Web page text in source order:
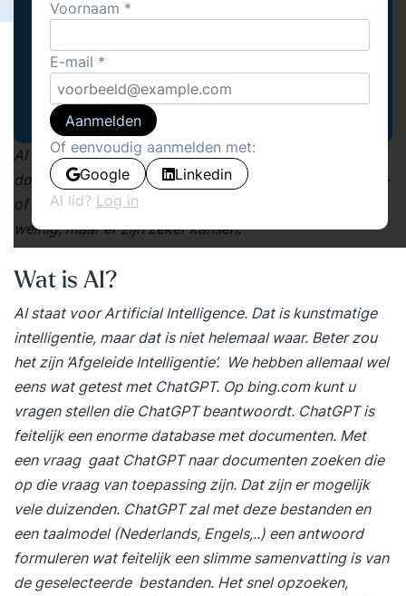
AI is alle dagen in het nieuws. De ene na de andere
doorbraak wordt gemeld. Maar, wat kan een productie-
of logistieke organisatie hiermee? In de praktijk nog
weinig, maar er zijn zeker kansen.
Wat is AI?
AI staat voor Artificial Intelligence. Dat is kunstmatige
intelligentie, maar dat is niet helemaal waar. Beter zou
het zijn ‘Afgeleide Intelligentie’. We hebben allemaal wel
eens wat getest met ChatGPT. Op bing.com kunt u
vragen stellen die ChatGPT beantwoordt. ChatGPT is
feitelijk een enorme database met documenten. Met
een vraag gaat ChatGPT naar documenten zoeken die
op die vraag van toepassing zijn. Dat zijn er mogelijk
vele duizenden. ChatGPT zal met deze bestanden en
een taalmodel (Nederlands, Engels,..) een antwoord
formuleren wat feitelijk een slimme samenvatting is van
de geselecteerde bestanden. Het snel opzoeken,
Voornaam
E-mail
Aanmelden
Of eenvoudig aanmelden met:
Google
Linkedin
Al lid? Log in